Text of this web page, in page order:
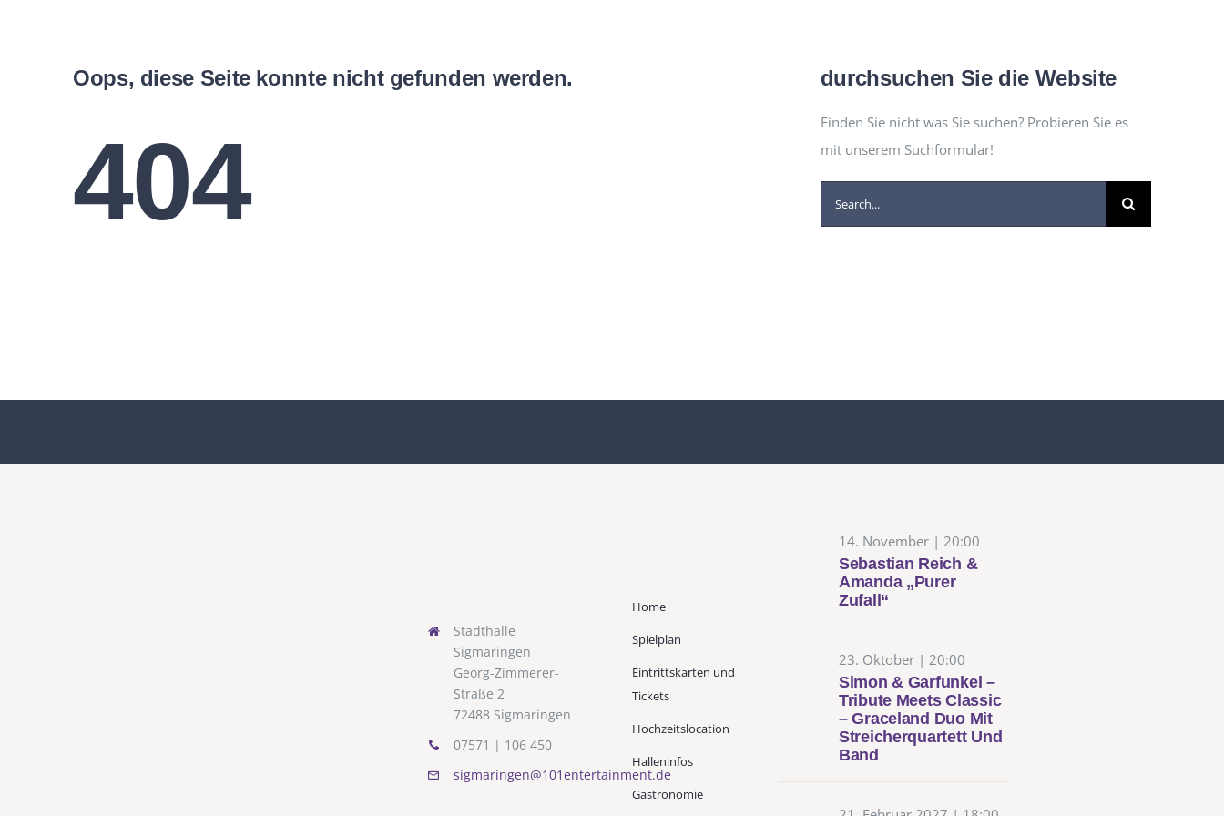
Oops, diese Seite konnte nicht gefunden werden.
404
durchsuchen Sie die Website
Finden Sie nicht was Sie suchen? Probieren Sie es
mit unserem Suchformular!
nach:
Stadthalle
Sigmaringen
Georg-Zimmerer-
Straße 2
72488 Sigmaringen
07571 | 106 450
sigmaringen@101entertainment.de
Home
Spielplan
Eintrittskarten und
Tickets
Hochzeitslocation
Halleninfos
Gastronomie
14. November | 20:00
Sebastian Reich &
Amanda „Purer
Zufall“
23. Oktober | 20:00
Simon & Garfunkel –
Tribute Meets Classic
– Graceland Duo Mit
Streicherquartett Und
Band